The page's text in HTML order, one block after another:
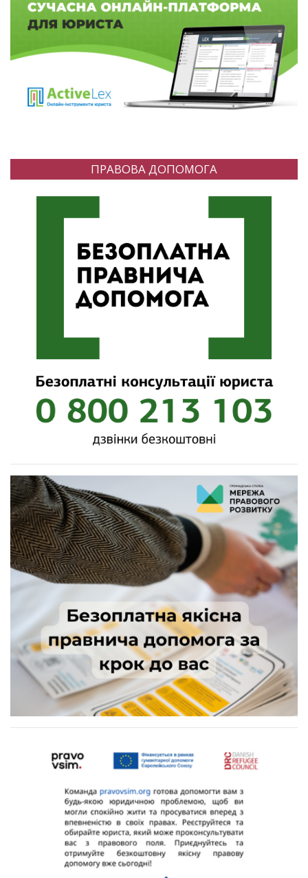
ПРАВОВА ДОПОМОГА